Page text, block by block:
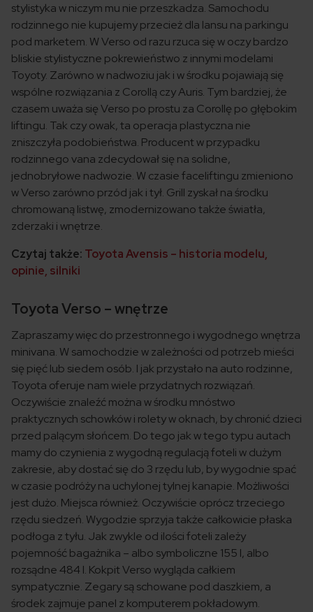
stylistyka w niczym mu nie przeszkadza. Samochodu
rodzinnego nie kupujemy przecież dla lansu na parkingu
pod marketem. W Verso od razu rzuca się w oczy bardzo
bliskie stylistyczne pokrewieństwo z innymi modelami
Toyoty. Zarówno w nadwoziu jak i w środku pojawiają się
wspólne rozwiązania z Corollą czy Auris. Tym bardziej, że
czasem uważa się Verso po prostu za Corollę po głębokim
liftingu. Tak czy owak, ta operacja plastyczna nie
zniszczyła podobieństwa. Producent w przypadku
rodzinnego vana zdecydował się na solidne,
jednobryłowe nadwozie. W czasie faceliftingu zmieniono
w Verso zarówno przód jak i tył. Grill zyskał na środku
chromowaną listwę, zmodernizowano także światła,
zderzaki i wnętrze.
Czytaj także: Toyota Avensis – historia modelu,
opinie, silniki
Toyota Verso – wnętrze
Zapraszamy więc do przestronnego i wygodnego wnętrza
minivana. W samochodzie w zależności od potrzeb mieści
się pięć lub siedem osób. I jak przystało na auto rodzinne,
Toyota oferuje nam wiele przydatnych rozwiązań.
Oczywiście znaleźć można w środku mnóstwo
praktycznych schowków i rolety w oknach, by chronić dzieci
przed palącym słońcem. Do tego jak w tego typu autach
mamy do czynienia z wygodną regulacją foteli w dużym
zakresie, aby dostać się do 3 rzędu lub, by wygodnie spać
w czasie podróży na uchylonej tylnej kanapie. Możliwości
jest dużo. Miejsca również. Oczywiście oprócz trzeciego
rzędu siedzeń. Wygodzie sprzyja także całkowicie płaska
podłoga z tyłu. Jak zwykle od ilości foteli zależy
pojemność bagażnika – albo symboliczne 155 l, albo
rozsądne 484 l. Kokpit Verso wygląda całkiem
sympatycznie. Zegary są schowane pod daszkiem, a
środek zajmuje panel z komputerem pokładowym.